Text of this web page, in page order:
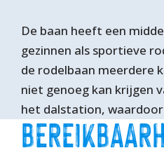
De baan heeft een
gezinnen als sportieve
de rodelbaan meerdere
niet genoeg kan krijgen
het dalstation,